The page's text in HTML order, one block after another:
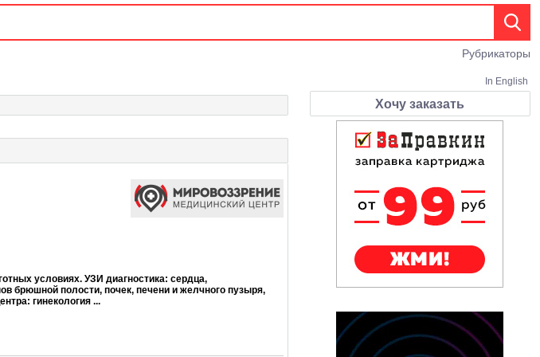
Рубрикаторы
In English
условиях. УЗИ диагностика: сердца,
брюшной полости, почек, печени и желчного пузыря,
гинекология ...
Хочу заказать